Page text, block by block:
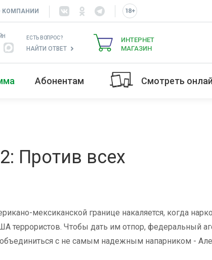
КОМПАНИИ
ЕСТЬ ВОПРОС?
НАЙТИ ОТВЕТ
ИНТЕРНЕТ
МАГАЗИН
Абонентам Смотреть
Против всех
мексиканской границе накаляется, когда
террористов. Чтобы дать им отпор, федеральный
с не самым надежным напарником -